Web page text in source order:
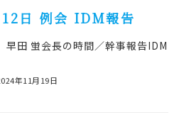
日 例会 IDM報告
田 蛍会長の時間／幹事報告IDM
年11月19日